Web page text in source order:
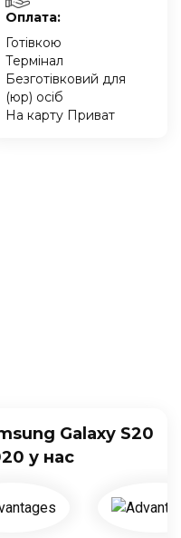
Оплата:
Готівкою
Термінал
Безготівковий для
(юр) осіб
На карту Приват
Galaxy S20
у нас